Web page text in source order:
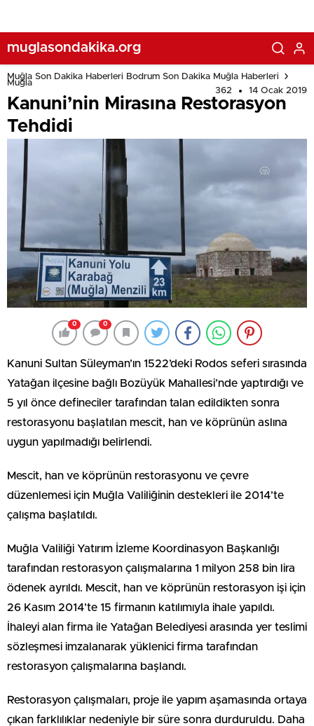
muglasondakika.org
Muğla Son Dakika Haberleri Bodrum Son Dakika Muğla Haberleri
Muğla
362
14 Ocak 2019
Kanuni’nin Mirasına Restorasyon
Tehdidi
0 0
Kanuni Sultan Süleyman’ın 1522’deki Rodos seferi sırasında
Yatağan ilçesine bağlı Bozüyük Mahallesi’nde yaptırdığı ve
5 yıl önce defineciler tarafından talan edildikten sonra
restorasyonu başlatılan mescit, han ve köprünün aslına
uygun yapılmadığı belirlendi.
Mescit, han ve köprünün restorasyonu ve çevre
düzenlemesi için Muğla Valiliğinin destekleri ile 2014’te
çalışma başlatıldı.
Muğla Valiliği Yatırım İzleme Koordinasyon Başkanlığı
tarafından restorasyon çalışmalarına 1 milyon 258 bin lira
ödenek ayrıldı. Mescit, han ve köprünün restorasyon işi için
26 Kasım 2014’te 15 firmanın katılımıyla ihale yapıldı.
İhaleyi alan firma ile Yatağan Belediyesi arasında yer teslimi
sözleşmesi imzalanarak yüklenici firma tarafından
restorasyon çalışmalarına başlandı.
Restorasyon çalışmaları, proje ile yapım aşamasında ortaya
çıkan farklılıklar nedeniyle bir süre sonra durduruldu. Daha